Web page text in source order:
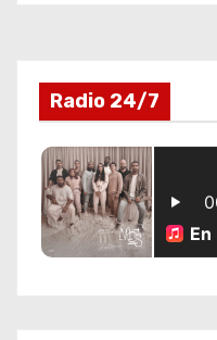
r
a
d
a
Radio 24/7